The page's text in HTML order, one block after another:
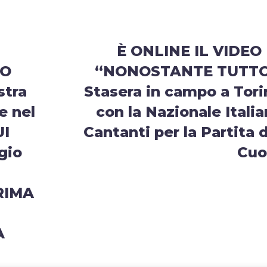
nel
È ONLINE IL VIDEO
“NONOSTANTE
Stasera in campo a
con la Nazionale
Cantanti per la Partita